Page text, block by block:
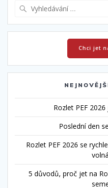
Chci jet
Rozlet PEF
Poslední den
Rozlet PEF 2026 se
5 důvodů, proč jet na